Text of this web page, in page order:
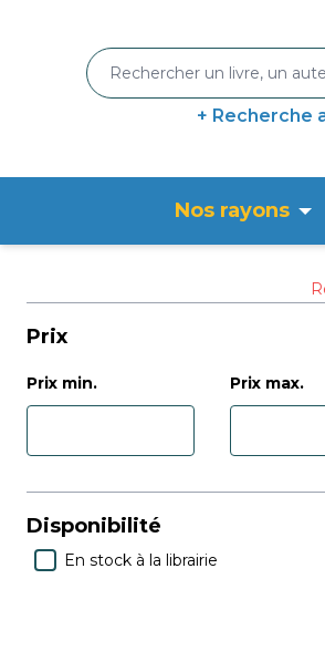
+ Recherche
Nos rayons
Prix
Prix min. Prix max.
Disponibilité
En stock à la librairie